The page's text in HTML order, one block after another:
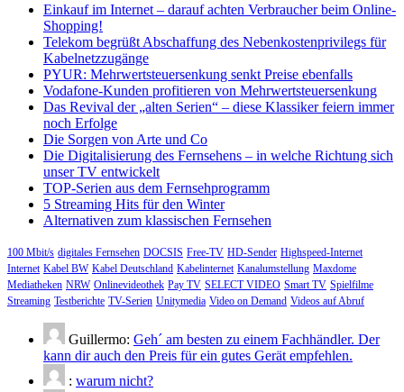
Einkauf im Internet – darauf achten Verbraucher beim Online-
Shopping!
Telekom begrüßt Abschaffung des Nebenkostenprivilegs für
Kabelnetzzugänge
PYUR: Mehrwertsteuersenkung senkt Preise ebenfalls
Vodafone-Kunden profitieren von Mehrwertsteuersenkung
Das Revival der „alten Serien“ – diese Klassiker feiern immer
noch Erfolge
Die Sorgen von Arte und Co
Die Digitalisierung des Fernsehens – in welche Richtung sich
unser TV entwickelt
TOP-Serien aus dem Fernsehprogramm
5 Streaming Hits für den Winter
Alternativen zum klassischen Fernsehen
100 Mbit/s digitales Fernsehen DOCSIS Free-TV HD-Sender Highspeed-Internet
Internet Kabel BW Kabel Deutschland Kabelinternet Kanalumstellung Maxdome
Mediatheken NRW Onlinevideothek Pay TV SELECT VIDEO Smart TV Spielfilme
Streaming Testberichte TV-Serien Unitymedia Video on Demand Videos auf Abruf
Guillermo: Geh´ am besten zu einem Fachhändler. Der
kann dir auch den Preis für ein gutes Gerät empfehlen.
: warum nicht?